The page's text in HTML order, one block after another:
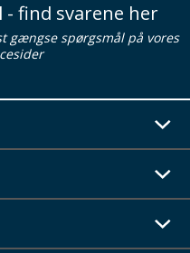
find svarene her
gængse spørgsmål på vores